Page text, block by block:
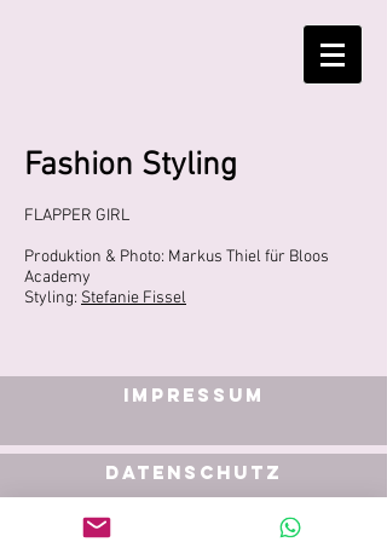
Fashion Styling
FLAPPER GIRL
Produktion & Photo: Markus Thiel für Bloos
Academy
Styling: Stefanie Fissel
IMPRESSUM
DATENSCHUTZ